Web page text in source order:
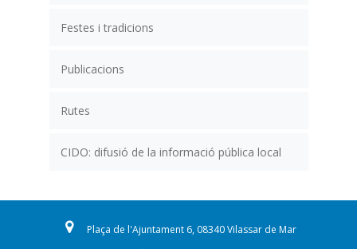
Festes i tradicions
Publicacions
Rutes
CIDO: difusió de la informació pública local
Plaça de l'Ajuntament 6, 08340 Vilassar de Mar